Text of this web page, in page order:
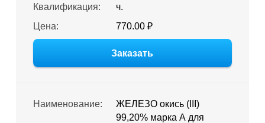
Квалификация:
ч.
Цена:
770.00 ₽
Заказать
Наименование:
ЖЕЛЕЗО окись (III)
99,20% марка А для